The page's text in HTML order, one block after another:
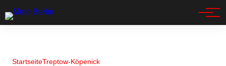
StartseiteTreptow-Köpenick